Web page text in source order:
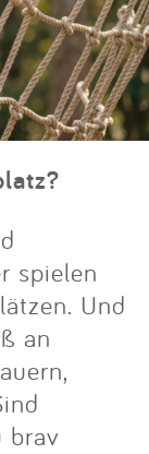
spielen
Und
an
brav